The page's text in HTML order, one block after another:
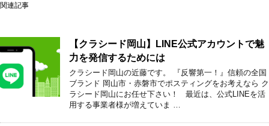
関連記事
【クラシード岡山】LINE公式アカウントで魅
力を発信するためには
クラシード岡山の近藤です。 『反響第一！』信頼の全国
ブランド 岡山市・赤磐市でポスティングをお考えなら ク
ラシード岡山にお任せ下さい！ 最近は、公式LINEを活
用する事業者様が増えていま …